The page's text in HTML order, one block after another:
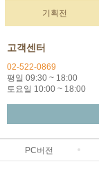
기획전
고객센터
02-522-0869
평일 09:30 ~ 18:00
토요일 10:00 ~ 18:00
PC버전